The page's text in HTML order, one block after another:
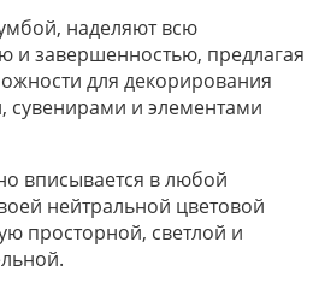
наделяют всю
и завершенностью, предлагая
для декорирования
сувенирами и элементами
вписывается в любой
нейтральной цветовой
просторной, светлой и